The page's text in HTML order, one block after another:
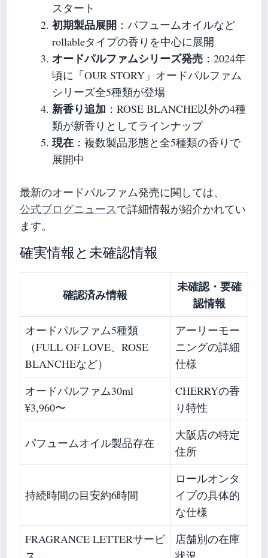
スタート
初期製品展開 ：パフュームオイルなど
rollableタイプの香りを中心に展開
オードパルファムシリーズ発売 ：2024年
頃に「OUR STORY」オードパルファム
シリーズ全5種類が登場
新香り追加 ：ROSE BLANCHE以外の4種
類が新香りとしてラインナップ
現在 ：複数製品形態と全5種類の香りで
展開中
最新のオードパルファム発売に関しては、
公式ブログニュースで詳細情報が紹介かれてい
ます。
確実情報と未確認情報
確認済み情報
未確認・要確
認情報
オードパルファム5種類
（FULL OF LOVE、ROSE
BLANCHEなど）
アーリーモー
ニングの詳細
仕様
オードパルファム30ml
¥3,960〜
CHERRYの香
り特性
パフュームオイル製品存在
大阪店の特定
住所
持続時間の目安約6時間
ロールオンタ
イプの具体的
な仕様
FRAGRANCE LETTERサービ
店舗別の在庫